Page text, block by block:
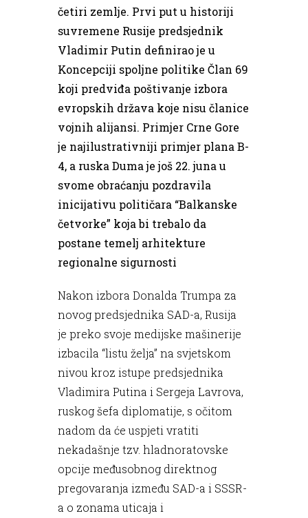
četiri zemlje. Prvi put u historiji
suvremene Rusije predsjednik
Vladimir Putin definirao je u
Koncepciji spoljne politike Član 69
koji predviđa poštivanje izbora
evropskih država koje nisu članice
vojnih alijansi. Primjer Crne Gore
je najilustrativniji primjer plana B-
4, a ruska Duma je još 22. juna u
svome obraćanju pozdravila
inicijativu političara “Balkanske
četvorke” koja bi trebalo da
postane temelj arhitekture
regionalne sigurnosti
Nakon izbora Donalda Trumpa za
novog predsjednika SAD-a, Rusija
je preko svoje medijske mašinerije
izbacila “listu želja” na svjetskom
nivou kroz istupe predsjednika
Vladimira Putina i Sergeja Lavrova,
ruskog šefa diplomatije, s očitom
nadom da će uspjeti vratiti
nekadašnje tzv. hladnoratovske
opcije međusobnog direktnog
pregovaranja između SAD-a i SSSR-
a o zonama uticaja i